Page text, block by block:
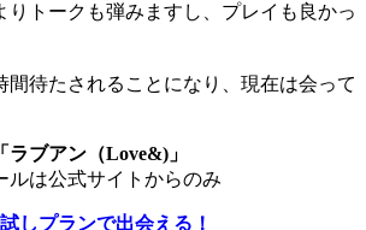
りトークも弾みますし、プレイも良かっ
間待たされることになり、現在は会って
ブアン（Love&)」
ルは公式サイトからのみ
しプランで出会える！